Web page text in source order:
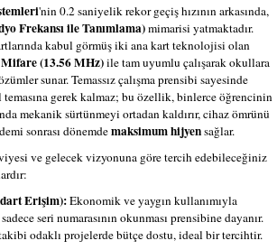
'nin 0.2 saniyelik rekor geçiş hızının arkasında,
Frekansı ile Tanımlama)mimarisi yatmaktadır.
kabul görmüş iki ana kart teknolojisi olan
Mifare (13.56 MHz)ile tam uyumlu çalışarak okullara
sunar. Temassız çalışma prensibi sayesinde
gerek kalmaz; bu özellik, binlerce öğrencinin
mekanik sürtünmeyi ortadan kaldırır, cihaz ömrünü
sonrası dönemdemaksimum hijyensağlar.
ve gelecek vizyonuna göre tercih edebileceğiniz
Erişim):Ekonomik ve yaygın kullanımıyla
seri numarasının okunması prensibine dayanır.
odaklı projelerde bütçe dostu, ideal bir tercihtir.